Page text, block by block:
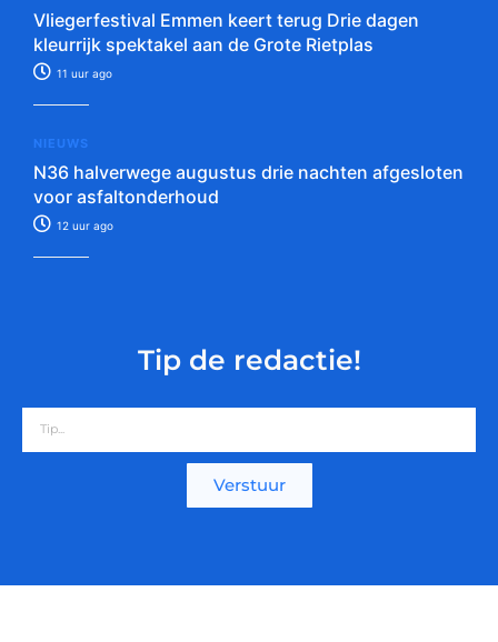
Vliegerfestival Emmen keert terug Drie dagen
kleurrijk spektakel aan de Grote Rietplas
11 uur ago
NIEUWS
N36 halverwege augustus drie nachten afgesloten
voor asfaltonderhoud
12 uur ago
Tip de redactie!
Verstuur